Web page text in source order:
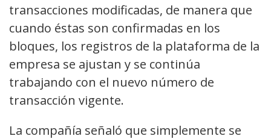
transacciones modificadas, de manera que
cuando éstas son confirmadas en los
bloques, los registros de la plataforma de la
empresa se ajustan y se continúa
trabajando con el nuevo número de
transacción vigente.
La compañía señaló que simplemente se